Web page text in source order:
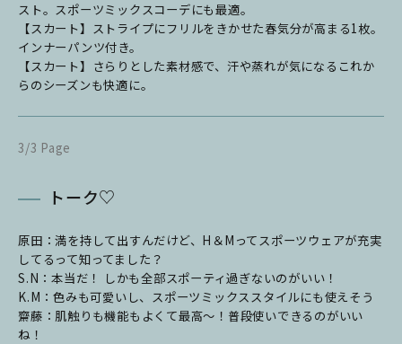
スト。スポーツミックスコーデにも最適。
【スカート】ストライプにフリルをきかせた春気分が高まる1枚。
インナーパンツ付き。
【スカート】さらりとした素材感で、汗や蒸れが気になるこれか
らのシーズンも快適に。
3/3 Page
トーク♡
原田：満を持して出すんだけど、H＆Mってスポーツウェアが充実
してるって知ってました？
S.N：本当だ！ しかも全部スポーティ過ぎないのがいい！
K.M：色みも可愛いし、スポーツミックススタイルにも使えそう
齋藤：肌触りも機能もよくて最高〜！普段使いできるのがいい
ね！